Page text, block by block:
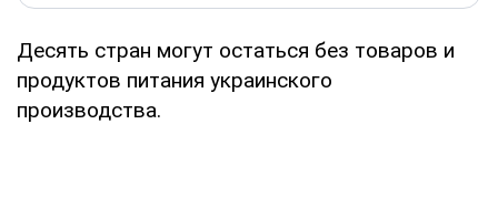
Десять стран могут остаться без товаров и
продуктов питания украинского
производства.